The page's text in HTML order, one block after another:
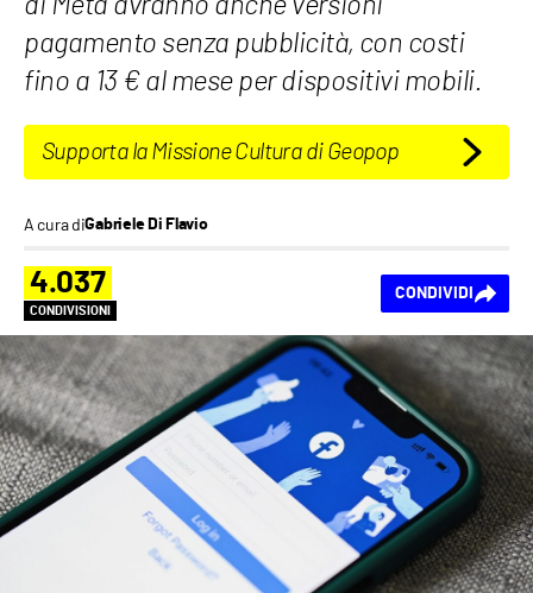
di Meta avranno anche versioni
pagamento senza pubblicità, con costi
fino a 13 € al mese per dispositivi mobili.
Supporta la Missione Cultura di Geopop
A cura diGabriele Di Flavio
4.037
CONDIVISIONI
CONDIVIDI